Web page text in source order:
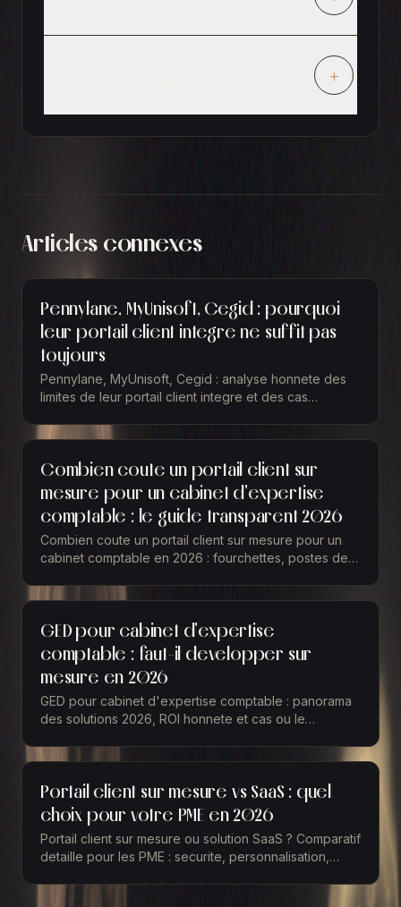
+
Articles connexes
Pennylane, MyUnisoft, Cegid : pourquoi
leur portail client integre ne suffit pas
toujours
Pennylane, MyUnisoft, Cegid : analyse honnete des
limites de leur portail client integre et des cas
Combien coute un portail client sur
mesure pour un cabinet d'expertise
comptable : le guide transparent 2026
Combien coute un portail client sur mesure pour un
cabinet comptable en 2026 : fourchettes, postes de
GED pour cabinet d'expertise
comptable : faut-il developper sur
mesure en 2026
GED pour cabinet d'expertise comptable : panorama
des solutions 2026, ROI honnete et cas ou le
Portail client sur mesure vs SaaS : quel
choix pour votre PME en 2026
Portail client sur mesure ou solution SaaS ? Comparatif
detaille pour les PME : securite, personnalisation,